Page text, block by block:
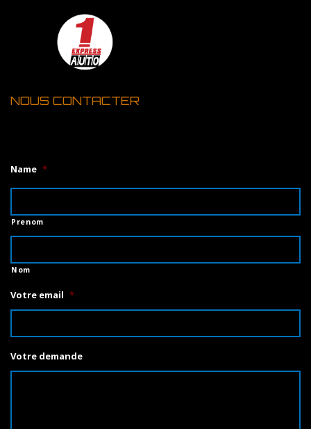
NOUS CONTACTER
Name *
Prenom
Nom
Votre email *
Votre demande